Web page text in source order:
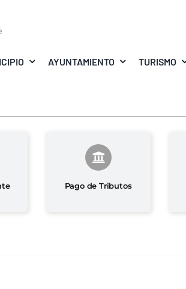
AYUNTAMIENTO TURISMO
Pago de Tributos